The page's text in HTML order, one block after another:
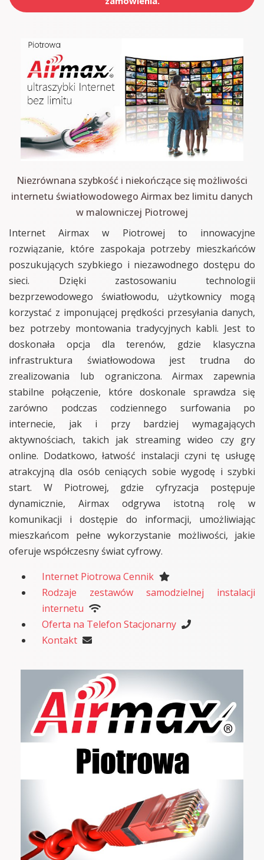
Niezrównana szybkość i niekończące się możliwości
internetu światłowodowego Airmax bez limitu danych
w malowniczej Piotrowej
Internet Airmax w Piotrowej to innowacyjne
rozwiązanie, które zaspokaja potrzeby mieszkańców
poszukujących szybkiego i niezawodnego dostępu do
sieci. Dzięki zastosowaniu technologii
bezprzewodowego światłowodu, użytkownicy mogą
korzystać z imponującej prędkości przesyłania danych,
bez potrzeby montowania tradycyjnych kabli. Jest to
doskonała opcja dla terenów, gdzie klasyczna
infrastruktura światłowodowa jest trudna do
zrealizowania lub ograniczona. Airmax zapewnia
stabilne połączenie, które doskonale sprawdza się
zarówno podczas codziennego surfowania po
internecie, jak i przy bardziej wymagających
aktywnościach, takich jak streaming wideo czy gry
online. Dodatkowo, łatwość instalacji czyni tę usługę
atrakcyjną dla osób ceniących sobie wygodę i szybki
start. W Piotrowej, gdzie cyfryzacja postępuje
dynamicznie, Airmax odgrywa istotną rolę w
komunikacji i dostępie do informacji, umożliwiając
mieszkańcom pełne wykorzystanie możliwości, jakie
oferuje współczesny świat cyfrowy.
Internet Piotrowa Cennik
Rodzaje zestawów samodzielnej instalacji
internetu
Oferta na Telefon Stacjonarny
Kontakt